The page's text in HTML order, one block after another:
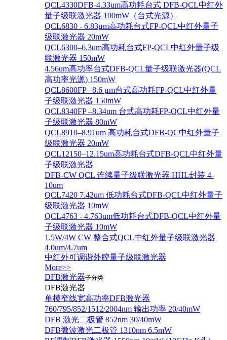
QCL4330DFB-4.33um高功耗台式 DFB-QCL中红外
量子级联激光器 100mW（台式光源）
QCL6830 - 6.83μm高功耗台式FP-QCL中红外量子
级联激光器 20mW
QCL6300–6.3um高功耗台式FP-QCL中红外量子级
联激光器 150mW
4.56um高功率台式DFB-QCL量子级联激光器(QCL
高功率光源) 150mW
QCL8600FP –8.6 μm台式高功耗FP-QCL中红外量
子级联激光器 150mW
QCL8340FP –8.34um 台式高功耗FP-QCL中红外量
子级联激光器 80mW
QCL8910–8.91um 高功耗台式DFB-QC中红外量子
级联激光器 20mW
QCL12150–12.15um高功耗台式DFB-QCL中红外量
子级联激光器
DFB-CW QCL 连续量子级联激光器 HHL封装 4-
10um
QCL7420 7.42um 低功耗台式DFB-QCL中红外量子
级联激光器 10mW
QCL4763 - 4.763um低功耗台式DFB-QCL中红外量
子级联激光器 10mW
1.5W/4W CW 整合式QCL中红外量子级联激光器
4.0um/4.7um
中红外可调谐外腔量子级联激光器
More>>
DFB激光器子分类
DFB激光器
单模窄线宽高功率DFB激光器
760/795/852/1512/2004nm 输出功率 20/40mW
DFB 激光二极管 852nm 30/40mW
DFB微波激光二极管 1310nm 6.5mW